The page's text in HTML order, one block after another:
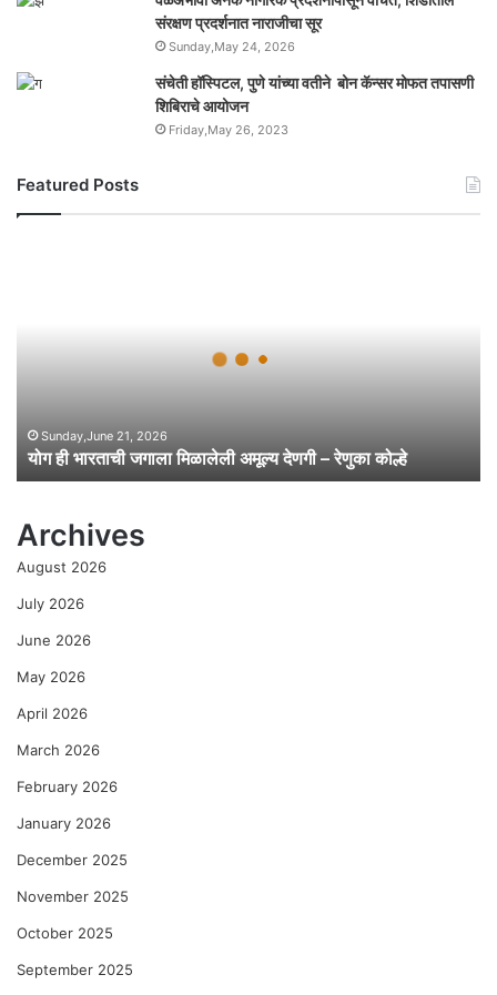
संरक्षण प्रदर्शनात नाराजीचा सूर
Sunday,May 24, 2026
संचेती हॉस्पिटल, पुणे यांच्या वतीने बोन कॅन्सर मोफत तपासणी
शिबिराचे आयोजन
Friday,May 26, 2023
Featured Posts
ला
मि
ले
ली
अ
मू
दे
ण
–
णु
का
ल्हे
Sunday,June 21, 2026
योग ही भारताची जगाला मिळालेली अमूल्य देणगी – रेणुका कोल्हे
Archives
August 2026
July 2026
June 2026
May 2026
April 2026
March 2026
February 2026
January 2026
December 2025
November 2025
October 2025
September 2025